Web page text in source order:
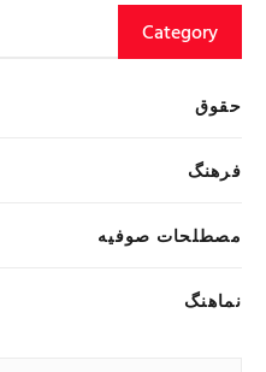
Category
حقوق
فرهنگ
مصطلحات صوفیه
نماهنگ